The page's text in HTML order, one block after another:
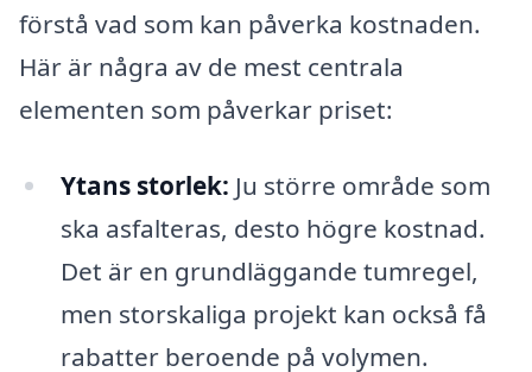
förstå vad som kan påverka kostnaden.
Här är några av de mest centrala
elementen som påverkar priset:
Ytans storlek: Ju större område som
ska asfalteras, desto högre kostnad.
Det är en grundläggande tumregel,
men storskaliga projekt kan också få
rabatter beroende på volymen.